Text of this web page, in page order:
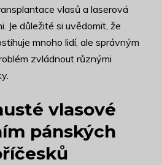
vlasů a laserová
Je důležité si uvědomit, že
mnoho lidí, ale správným
zvládnout různými
vlasové
pánských